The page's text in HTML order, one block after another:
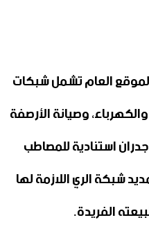
العام تشمل شبكات
وصيانة الأرصفة
استنادية للمصاطب
شبكة الري اللازمة لها
‏الفريدة.‏